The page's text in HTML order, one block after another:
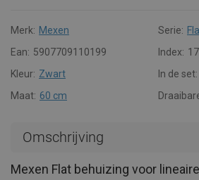
Merk: Mexen Serie:
Ean: 5907709110199 Index:
Kleur: Zwart In de set:
Maat: 60 cm
Omschrijving
Mexen Flat behuizing voor